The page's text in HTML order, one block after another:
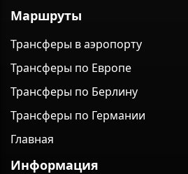
Маршруты
Трансферы в аэропорту
Трансферы по Европе
Трансферы по Берлину
Трансферы по Германии
Главная
Информация